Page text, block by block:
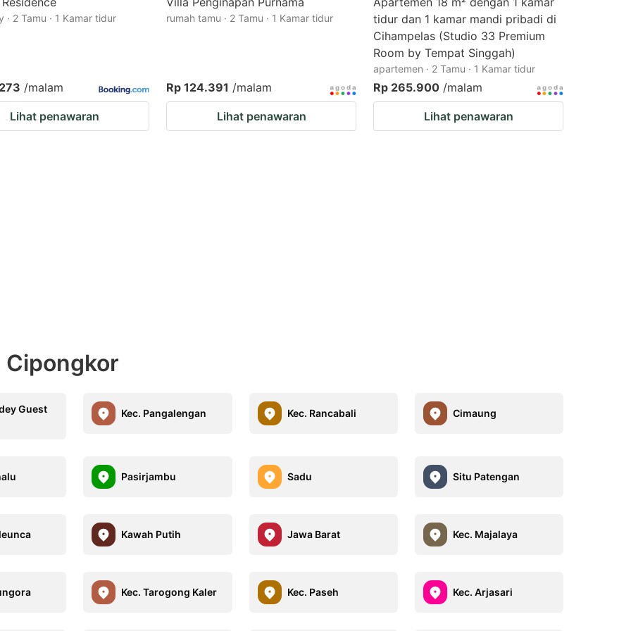
· 2 Tamu · 1 Kamar tidur
/malam
Lihat penawaran
rumah tamu · 2 Tamu · 1 Kamar tidur
Rp 124.391 /malam
Lihat penawaran
tidur dan 1 kamar mandi pribadi di
Cihampelas (Studio 33 Premium
Room by Tempat Singgah)
apartemen · 2 Tamu · 1 Kamar tidur
Rp 265.900 /malam
Lihat penawaran
Guest Kec. Pangalengan Kec. Rancabali Cimaung
Pasirjambu Sadu Situ Patengan
Kawah Putih Jawa Barat Kec. Majalaya
Kec. Tarogong Kaler Kec. Paseh Kec. Arjasari